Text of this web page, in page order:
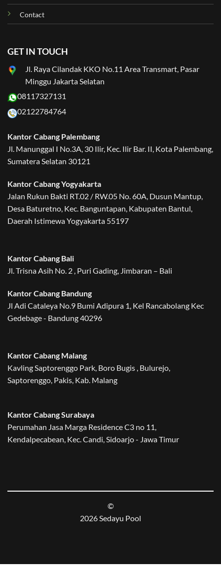
Contact
GET IN TOUCH
Jl. Raya Cilandak KKO No.11 Area Transmart, Pasar
Minggu Jakarta Selatan
08117327131
02122784764
Kantor Cabang Palembang
Jl. Manunggal I No.3A, 30 Ilir, Kec. Ilir Bar. II, Kota Palembang,
Sumatera Selatan 30121
Kantor Cabang Yogyakarta
Jalan Rukun Bakti RT.02 / RW.05 No. 60A, Dusun Mantup,
Desa Baturetno, Kec. Banguntapan, Kabupaten Bantul,
Daerah Istimewa Yogyakarta 55197
Kantor Cabang Bali
Jl. Trisna Asih No. 2 , Puri Gading, Jimbaran – Bali
Kantor Cabang Bandung
Jl Adi Cataleya No.9 Bumi Adipura 1, Kel Rancabolang Kec
Gedebage - Bandung 40296
Kantor Cabang Malang
Kavling Saptorenggo Park, Boro Bugis , Bulurejo,
Saptorenggo, Pakis, Kab. Malang
Kantor Cabang Surabaya
Perumahan Jasa Marga Residence C3 no 11,
Kendalpecabean, Kec. Candi, Sidoarjo - Jawa Timur
©
2026 Sedayu Pool